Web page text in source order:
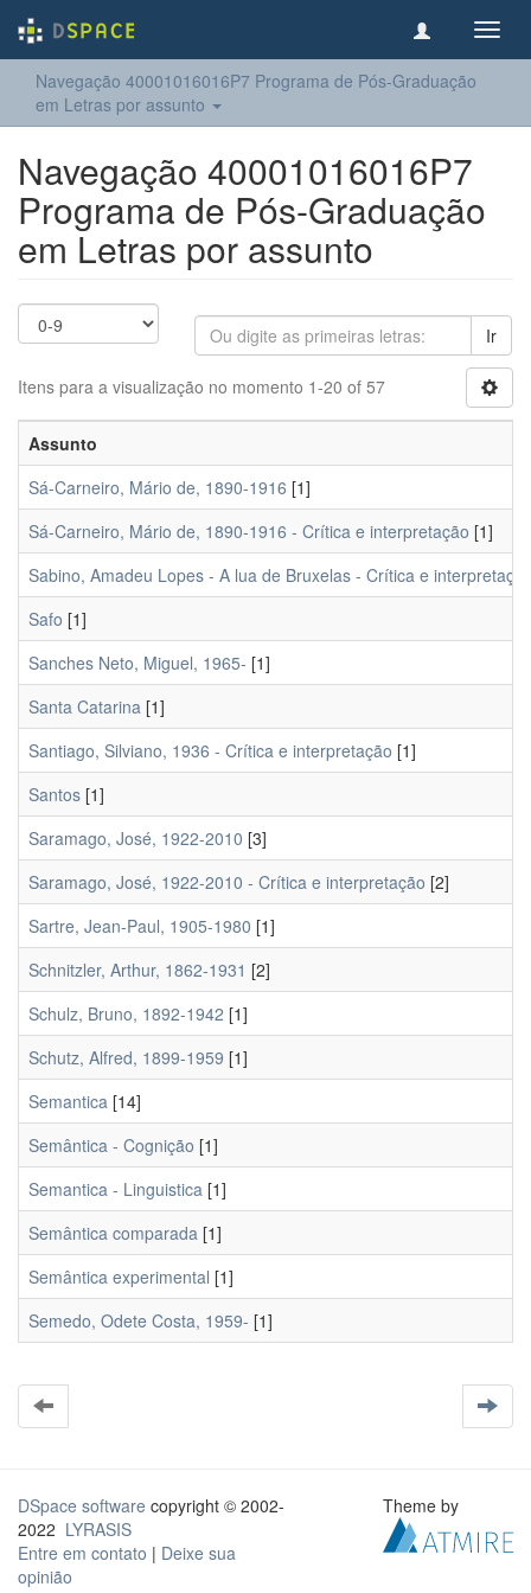
Navegação 40001016016P7 Programa de Pós-Graduação
em Letras por assunto
Navegação 40001016016P7
Programa de Pós-Graduação
em Letras por assunto
Ir
Itens para a visualização no momento 1-20 of 57
Assunto
Sá-Carneiro, Mário de, 1890-1916 [1]
Sá-Carneiro, Mário de, 1890-1916 - Crítica e interpretação [1]
Sabino, Amadeu Lopes - A lua de Bruxelas - Crítica e
Safo [1]
Sanches Neto, Miguel, 1965- [1]
Santa Catarina [1]
Santiago, Silviano, 1936 - Crítica e interpretação [1]
Santos [1]
Saramago, José, 1922-2010 [3]
Saramago, José, 1922-2010 - Crítica e interpretação [2]
Sartre, Jean-Paul, 1905-1980 [1]
Schnitzler, Arthur, 1862-1931 [2]
Schulz, Bruno, 1892-1942 [1]
Schutz, Alfred, 1899-1959 [1]
Semantica [14]
Semântica - Cognição [1]
Semantica - Linguistica [1]
Semântica comparada [1]
Semântica experimental [1]
Semedo, Odete Costa, 1959- [1]
DSpace software copyright © 2002-
2022 LYRASIS
Entre em contato | Deixe sua
opinião
Theme by